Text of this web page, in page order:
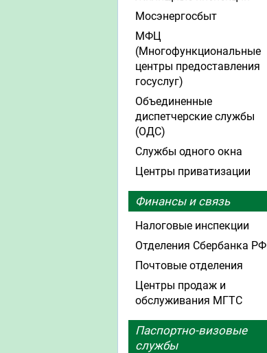
Мосэнергосбыт
МФЦ
(Многофункциональные
центры предоставления
госуслуг)
Объединенные
диспетчерские службы
(ОДС)
Службы одного окна
Центры приватизации
Финансы и связь
Налоговые инспекции
Отделения Сбербанка РФ
Почтовые отделения
Центры продаж и
обслуживания МГТС
Паспортно-визовые
службы